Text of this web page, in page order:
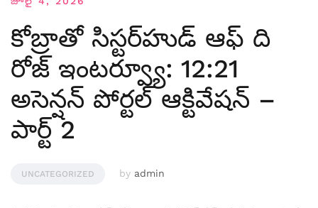
కోబ్రాతో సిస్టర్‌హుడ్ ఆఫ్ ది
రోజ్ ఇంటర్వ్యూ: 12:21
అసెన్షన్ పోర్టల్ ఆక్టివేషన్ –
పార్ట్ 2
UNCATEGORIZED by admin